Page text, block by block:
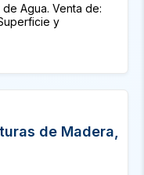
Agua. Venta de:
y
de Madera,